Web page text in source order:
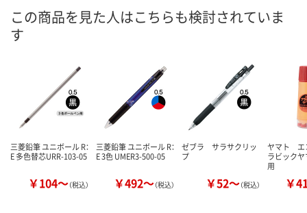
8月8日（土）
カ
この商品を見た人はこちらも検討されていま
す
三菱鉛筆 ユニボール R：
E 多色替芯URR-103-05
￥104～（税込）
三菱鉛筆 ユニボール R：
E 3色 UMER3-500-05
￥492～（税込）
ゼブラ サラサクリッ
プ
￥52～（税込）
ヤマト
ラビック
用
￥